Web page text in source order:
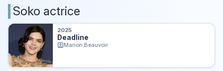
Soko actrice
2025
Deadline
Marion Beauvoir